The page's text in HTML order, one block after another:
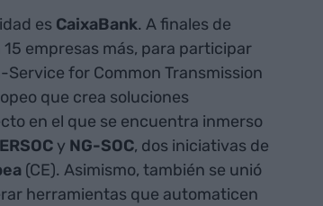
es CaixaBank. A finales de
empresas más, para participar
for Common Transmission
que crea soluciones
en el que se encuentra inmerso
y NG-SOC, dos iniciativas de
(CE). Asimismo, también se unió
herramientas que automaticen